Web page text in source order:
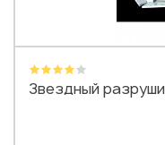
Звездный